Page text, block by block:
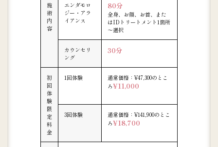
施
術
内
容
エンダモロ
ジー・アラ
イアンス
80分
全身、お顔、お首、また
はIDトリートメント1箇所
～選択
カウンセリ
ング
30分
初
回
体
験
限
定
料
金
1回体験
通常価格：¥47,300のとこ
ろ¥11,000
3回体験
通常価格：¥141,900のとこ
ろ¥18,700